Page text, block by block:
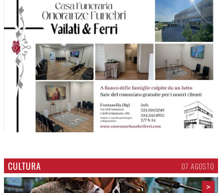
CULTURA 07 AGOSTO
>